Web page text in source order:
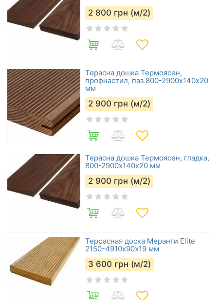
2 800 грн (м/2)
Терасна дошка Термоясен,
профнастил, паз 800-2900х140х20
мм
2 900 грн (м/2)
Терасна дошка Термоясен, гладка,
800-2900х140х20 мм
2 900 грн (м/2)
Террасная доска Меранти Elite
2150-4910х90х19 мм
3 600 грн (м/2)